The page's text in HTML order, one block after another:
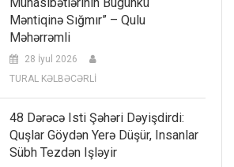
Məntiqinə Sığmır” – Qulu
Məhərrəmli
28 İyul 2026
TURAL KƏLBƏCƏRLİ
48 Dərəcə Isti Şəhəri Dəyişdirdi:
Quşlar Göydən Yerə Düşür, Insanlar
Sübh Tezdən Işləyir